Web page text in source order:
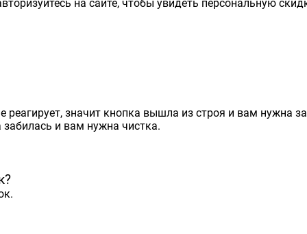
на сайте, чтобы увидеть персональную
реагирует, значит кнопка вышла из строя и вам нужна
забилась и вам нужна чистка.